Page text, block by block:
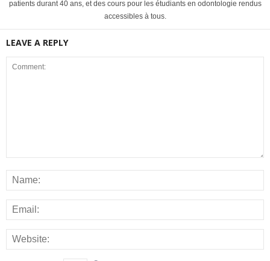
patients durant 40 ans, et des cours pour les étudiants en odontologie rendus
accessibles à tous.
LEAVE A REPLY